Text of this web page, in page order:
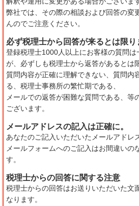
弊社では、その際の相談および回答の変
んのでご注意ください。
必ず税理士から回答が来るとは限り
登録税理士1000人以上にお客様の質問
が、必ずしも税理士から返答があるとは
質問内容が正確に理解できない、質問内
る、税理士事務所の繁忙期である、
メールでの返答が困難な質問である、等
ございます。
メールアドレスの記入は正確に。
あなたのご記入いただいたメールアドレ
メールフォームへのご記入はお間違いの
す。
税理士からの回答に関する注意
税理士からの回答はお送りいただいた文
なります。